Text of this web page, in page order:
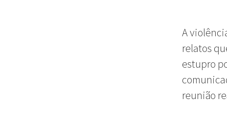
A
relatos
estupro
reunião